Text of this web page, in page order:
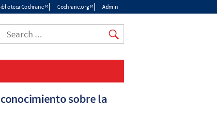
Cochrane Cochrane.org Admin
sobre la